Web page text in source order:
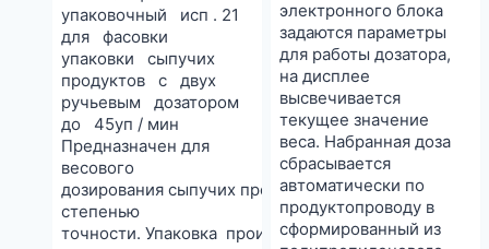
упаковочный исп . 21
для фасовки
упаковки сыпучих
продуктов с двух
ручьевым дозатором
до 45уп / мин
Предназначен для
весового
дозирования сыпучих продуктов с высокой
степенью
точности. Упаковка производится
электронного блока
задаются параметры
для работы дозатора,
на дисплее
высвечивается
текущее значение
веса. Набранная доза
сбрасывается
автоматически по
продуктопроводу в
сформированный из